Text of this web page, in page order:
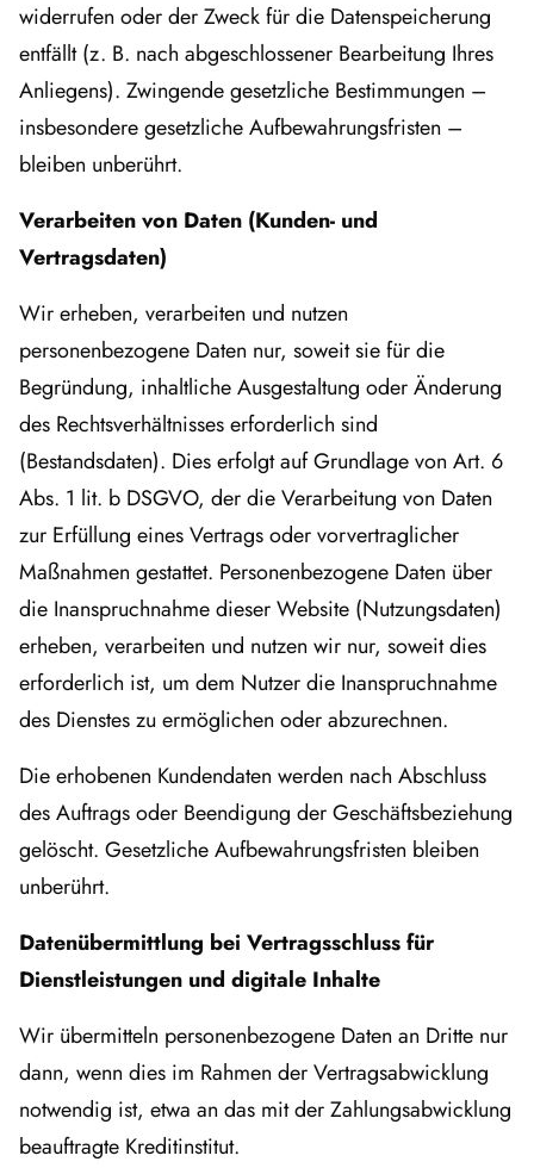
widerrufen oder der Zweck für die Datenspeicherung
entfällt (z. B. nach abgeschlossener Bearbeitung Ihres
Anliegens). Zwingende gesetzliche Bestimmungen –
insbesondere gesetzliche Aufbewahrungsfristen –
bleiben unberührt.
Verarbeiten von Daten (Kunden- und
Vertragsdaten)
Wir erheben, verarbeiten und nutzen
personenbezogene Daten nur, soweit sie für die
Begründung, inhaltliche Ausgestaltung oder Änderung
des Rechtsverhältnisses erforderlich sind
(Bestandsdaten). Dies erfolgt auf Grundlage von Art. 6
Abs. 1 lit. b DSGVO, der die Verarbeitung von Daten
zur Erfüllung eines Vertrags oder vorvertraglicher
Maßnahmen gestattet. Personenbezogene Daten über
die Inanspruchnahme dieser Website (Nutzungsdaten)
erheben, verarbeiten und nutzen wir nur, soweit dies
erforderlich ist, um dem Nutzer die Inanspruchnahme
des Dienstes zu ermöglichen oder abzurechnen.
Die erhobenen Kundendaten werden nach Abschluss
des Auftrags oder Beendigung der Geschäftsbeziehung
gelöscht. Gesetzliche Aufbewahrungsfristen bleiben
unberührt.
Datenübermittlung bei Vertragsschluss für
Dienstleistungen und digitale Inhalte
Wir übermitteln personenbezogene Daten an Dritte nur
dann, wenn dies im Rahmen der Vertragsabwicklung
notwendig ist, etwa an das mit der Zahlungsabwicklung
beauftragte Kreditinstitut.